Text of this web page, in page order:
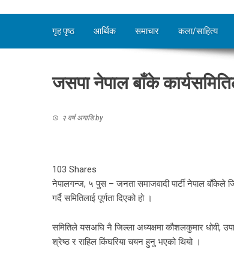
गृह पृष्ठ आर्थिक समाचार कला/साहित्य
जसपा नेपाल बाँके
२ वर्ष अगाडिby
103 Shares
नेपालगन्ज, ५ पुस – जनता समाजवादी पार्टी नेपाल बाँकेले
गर्दै समितिलाई पूर्णता दिएको हो ।
समितिले यसअघि नै जिल्ला अध्यक्षमा कौशलकुमार धोवी,
श्रेष्ठ र राहिल किंघरिया चयन हुनु भएको थियो ।